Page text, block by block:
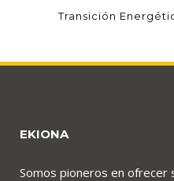
Transición
EKIONA
Somos pioneros en ofrecer